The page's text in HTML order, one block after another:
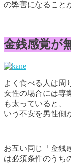
の弊害になること
金銭感覚が
よく食べる人は周
女性の場合には専
も太っていると、
いう不安を男性側
お互い同じ「金銭
は必須条件のうち